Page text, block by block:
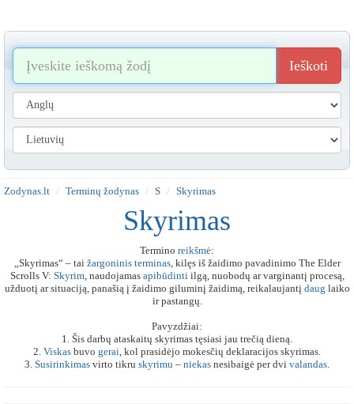
Ieškoti
Zodynas.lt Terminų žodynas S Skyrimas
Skyrimas
Termino reikšmė:
„Skyrimas“ – tai žargoninis terminas, kilęs iš žaidimo pavadinimo The Elder
Scrolls V: Skyrim, naudojamas apibūdintiilgą, nuobodų ar varginantį procesą,
užduotį ar situaciją, panašią į žaidimo giluminį žaidimą, reikalaujantį daug laiko
ir pastangų.
Pavyzdžiai:
1. Šis darbų ataskaitų skyrimas tęsiasi jau trečią dieną.
2. Viskas buvo gerai, kol prasidėjo mokesčių deklaracijos skyrimas.
3. Susirinkimas virto tikru skyrimu – niekas nesibaigė per dvi valandas.